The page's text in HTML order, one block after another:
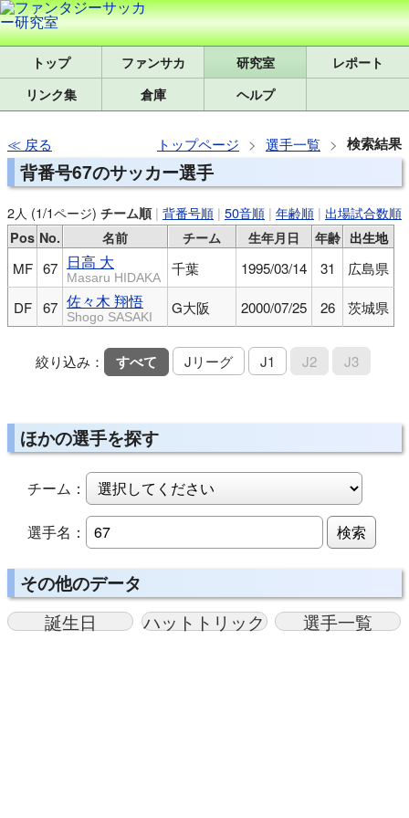
トップ 研究室
レポート
リンク集
倉庫 ヘルプ
戻る トップページ 選手一覧 検索結果
背番号67のサッカー選手
2人 (1/1ページ) チーム順| 背番号順 | 50音順 | 年齢順 | 出場試合数順
Pos No. 名前 チーム 生年月日 年齢 出生地
MF 67 日高 大
Masaru HIDAKA 千葉 1995/03/14 31 広島県
DF 67 佐々木 翔悟
Shogo SASAKI G大阪 2000/07/25 26 茨城県
絞り込み： すべて Jリーグ J1 J2 J3
ほかの選手を探す
チーム：
選手名： 検索
その他のデータ
誕生日 ハットトリック 選手一覧